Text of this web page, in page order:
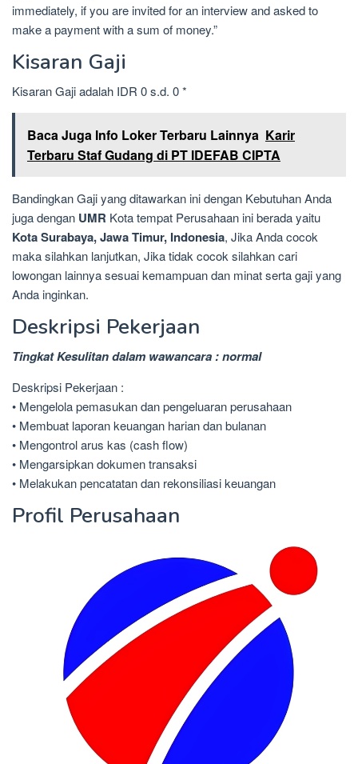
immediately, if you are invited for an interview and asked to
make a payment with a sum of money.”
Kisaran Gaji
Kisaran Gaji adalah IDR 0 s.d. 0 *
Baca Juga Info Loker Terbaru Lainnya Karir
Terbaru Staf Gudang di PT IDEFAB CIPTA
Bandingkan Gaji yang ditawarkan ini dengan Kebutuhan Anda
juga dengan UMR Kota tempat Perusahaan ini berada yaitu
Kota Surabaya, Jawa Timur, Indonesia, Jika Anda cocok
maka silahkan lanjutkan, Jika tidak cocok silahkan cari
lowongan lainnya sesuai kemampuan dan minat serta gaji yang
Anda inginkan.
Deskripsi Pekerjaan
Tingkat Kesulitan dalam wawancara : normal
Deskripsi Pekerjaan :
• Mengelola pemasukan dan pengeluaran perusahaan
• Membuat laporan keuangan harian dan bulanan
• Mengontrol arus kas (cash flow)
• Mengarsipkan dokumen transaksi
• Melakukan pencatatan dan rekonsiliasi keuangan
Profil Perusahaan